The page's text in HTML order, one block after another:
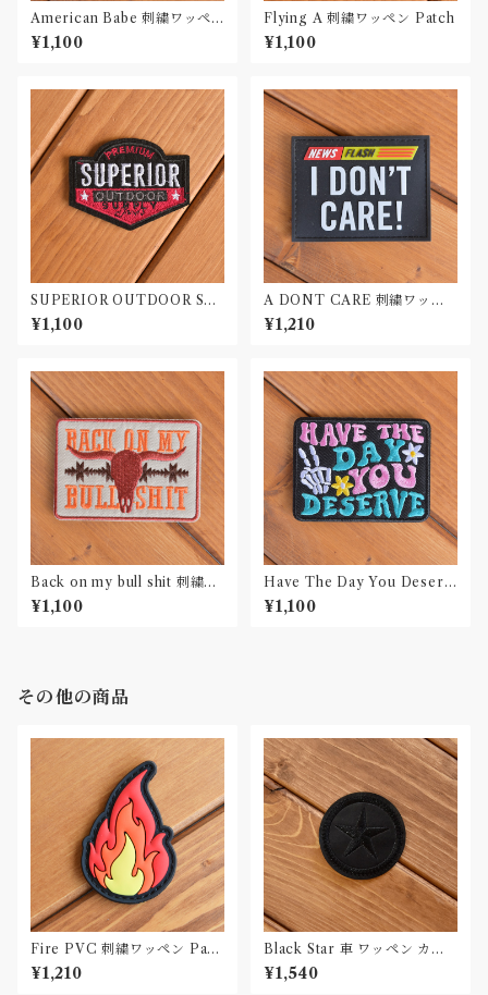
American Babe 刺繍ワッペ
ン Patch
¥1,100
Flying A 刺繍ワッペン Patch
¥1,100
SUPERIOR OUTDOOR SU
PLY 刺繍ワッペン Patch
¥1,100
A DONT CARE 刺繍ワッペ
ン Patch
¥1,210
Back on my bull shit 刺繍ワ
ッペン Patch
¥1,100
Have The Day You Deserv
e 刺繍ワッペン Patch
¥1,100
その他の商品
Fire PVC 刺繍ワッペン Patc
h
¥1,210
Black Star 車 ワッペン カー
パッチ
¥1,540